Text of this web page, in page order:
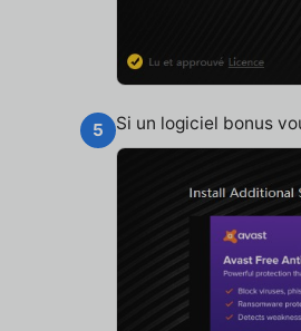
5 Si un logiciel bonus